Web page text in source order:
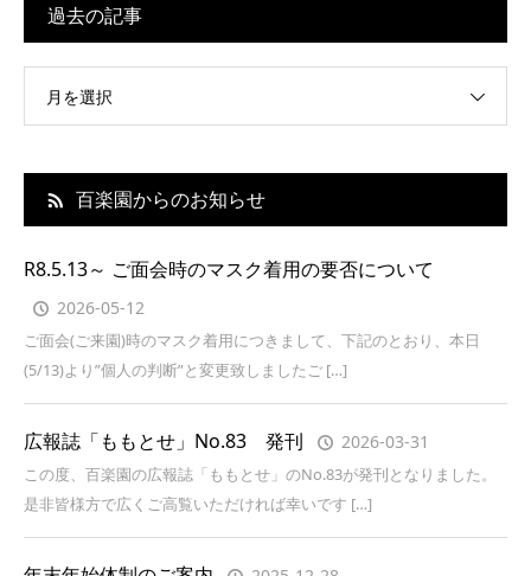
過去の記事
月を選択
百楽園からのお知らせ
R8.5.13～ ご面会時のマスク着用の要否について
2026-05-12
ご面会(ご来園)時のマスク着用につきまして、下記のとおり、本日
(5/13)より”個人の判断”と変更致しましたご […]
広報誌「ももとせ」No.83 発刊 2026-03-31
この度、百楽園の広報誌「ももとせ」のNo.83が発刊となりました。
是非皆様方で広くご高覧いただければ幸いです […]